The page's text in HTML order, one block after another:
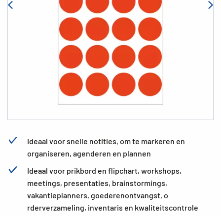
Ideaal voor snelle notities, om te markeren en
organiseren, agenderen en plannen
Ideaal voor prikbord en flipchart, workshops,
meetings, presentaties, brainstormings,
vakantieplanners, goederenontvangst, o
rderverzameling, inventaris en kwaliteitscontrole